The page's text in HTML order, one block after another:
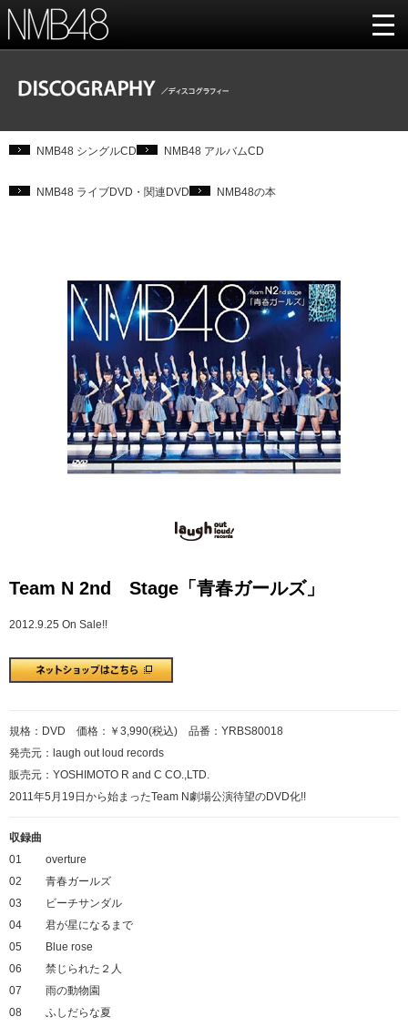
NMB48 シングルCD NMB48 アルバムCD
NMB48 ライブDVD・関連DVD NMB48の本
Team N 2nd Stage「青春ガールズ」
2012.9.25 On Sale!!
規格：DVD 価格：￥3,990(税込) 品番：YRBS80018
発売元：laugh out loud records
販売元：YOSHIMOTO R and C CO.,LTD.
2011年5月19日から始まったTeam N劇場公演待望のDVD化!!
収録曲
01
overture
02
青春ガールズ
03
ビーチサンダル
04
君が星になるまで
05
Blue rose
06
禁じられた２人
07
雨の動物園
08
ふしだらな夏